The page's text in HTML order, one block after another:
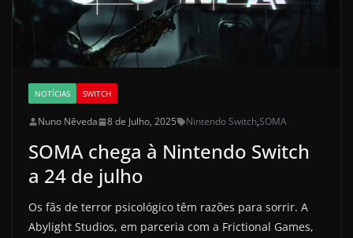
NOTÍCIAS SWITCH
Nuno Nêveda 8 de Julho, 2025 Nintendo Switch,SOMA
SOMA chega à Nintendo Switch
a 24 de julho
Os fãs de terror psicológico têm razões para sorrir. A
Abylight Studios, em parceria com a Frictional Games,